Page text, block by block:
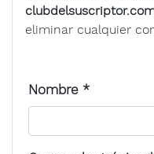
eliminar cualquier
Nombre *